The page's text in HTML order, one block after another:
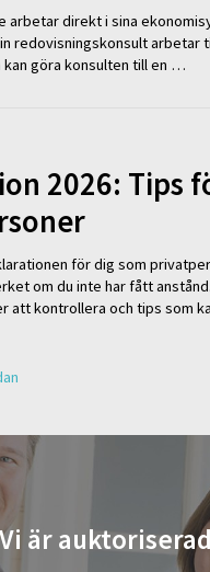
arbetar direkt i sina
redovisningskonsult arbetar
kan göra konsulten till en …
2026: Tips
för dig som
om du inte har fått
att kontrollera och tips som
är